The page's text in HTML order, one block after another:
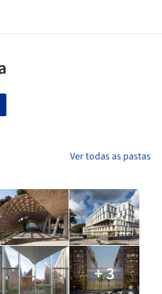
Ver todas as pastas
+ 3